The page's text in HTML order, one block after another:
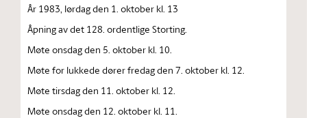
År 1983, lørdag den 1. oktober kl. 13
Åpning av det 128. ordentlige Storting.
Møte onsdag den 5. oktober kl. 10.
Møte for lukkede dører fredag den 7. oktober kl. 12.
Møte tirsdag den 11. oktober kl. 12.
Møte onsdag den 12. oktober kl. 11.